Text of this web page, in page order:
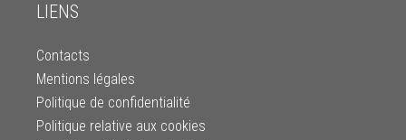
LIENS
Contacts
Mentions légales
Politique de confidentialité
Politique relative aux cookies